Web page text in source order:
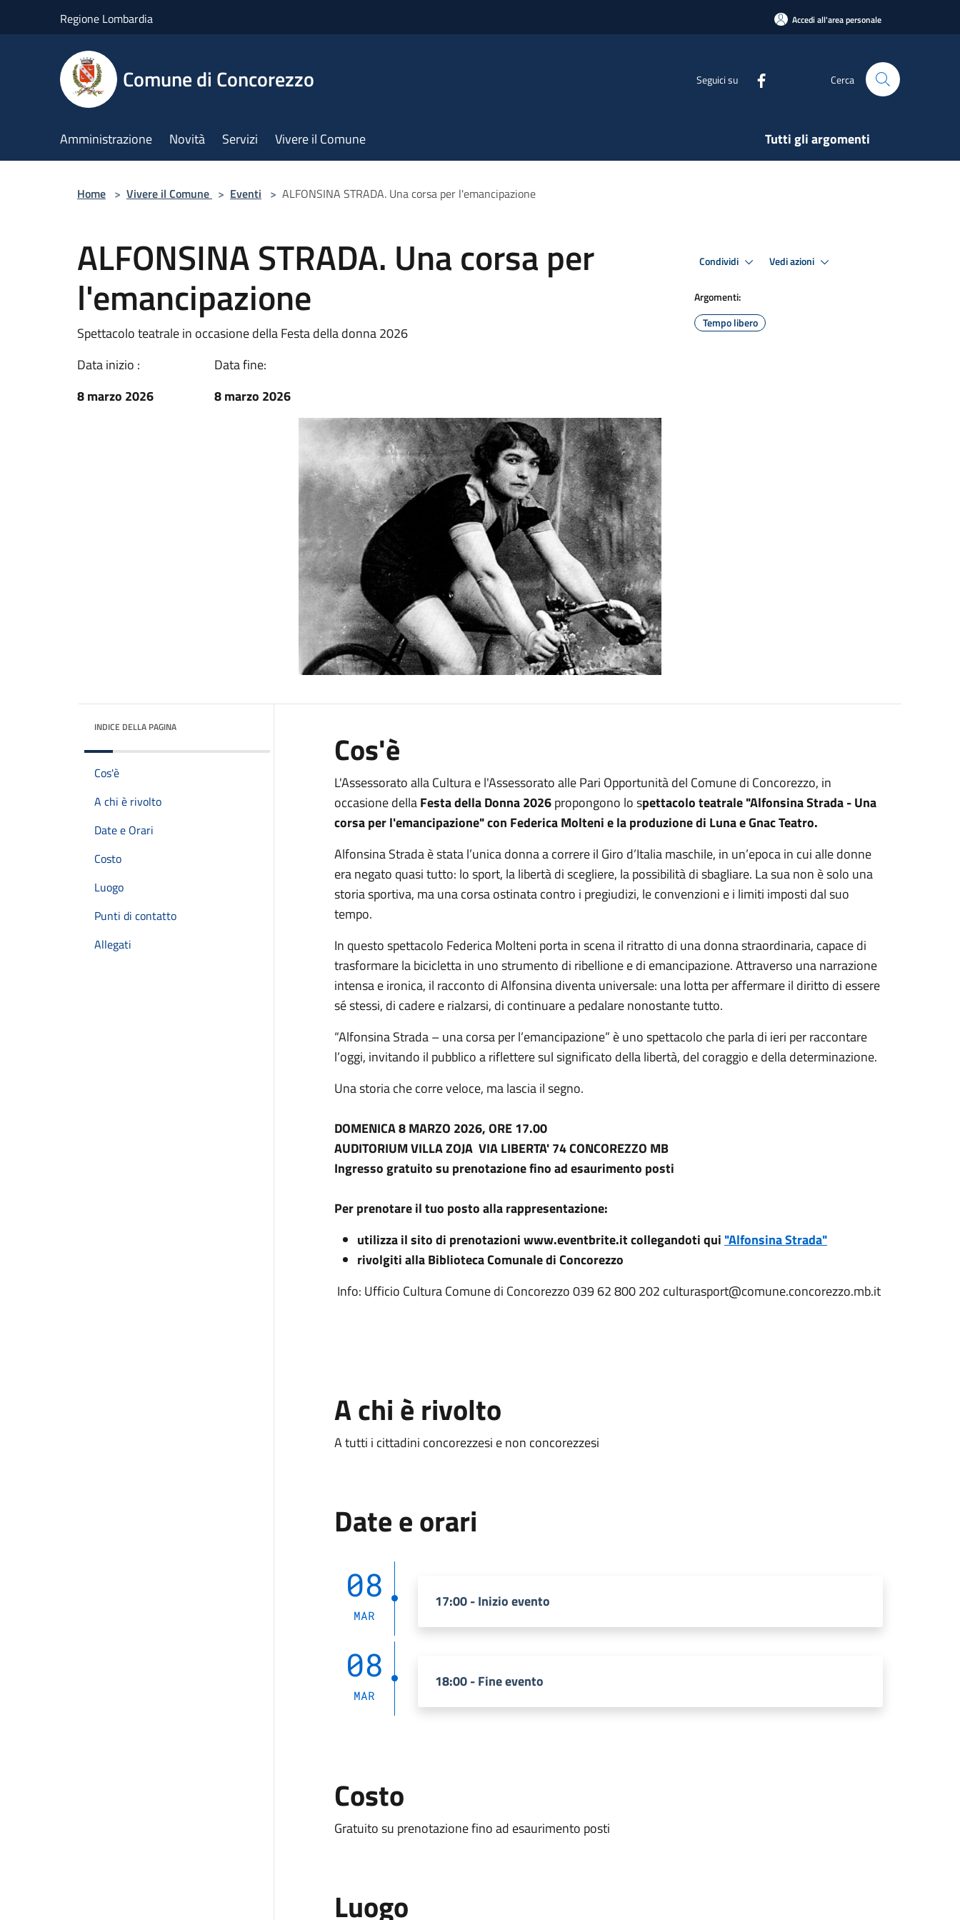
Regione Lombardia Accedi all'area personale
Comune di Concorezzo Seguici su Cerca
Amministrazione Novità Servizi Vivere il Comune Tutti gli argomenti
Home > Vivere il Comune > Eventi > ALFONSINA STRADA. Una corsa per l'emancipazione
ALFONSINA STRADA. Una corsa per
l'emancipazione
Spettacolo teatrale in occasione della Festa della donna 2026
Data inizio :
8 marzo 2026
Data fine:
8 marzo 2026
Condividi Vedi azioni
Argomenti:
Tempo libero
INDICE DELLA PAGINA
Cos'è
A chi è rivolto
Date e Orari
Costo
Luogo
Punti di contatto
Allegati
Cos'è
L'Assessorato alla Cultura e l'Assessorato alle Pari Opportunità del Comune di Concorezzo, in
occasione dellaFesta della Donna 2026propongono lo spettacolo teatrale "Alfonsina Strada - Una
corsa per l'emancipazione" con Federica Molteni e la produzione di Luna e Gnac Teatro.
Alfonsina Strada è stata l’unica donna a correre il Giro d’Italia maschile, in un’epoca in cui alle donne
era negato quasi tutto: lo sport, la libertà di scegliere, la possibilità di sbagliare. La sua non è solo una
storia sportiva, ma una corsa ostinata contro i pregiudizi, le convenzioni e i limiti imposti dal suo
tempo.
In questo spettacolo Federica Molteni porta in scena il ritratto di una donna straordinaria, capace di
trasformare la bicicletta in uno strumento di ribellione e di emancipazione. Attraverso una narrazione
intensa e ironica, il racconto di Alfonsina diventa universale: una lotta per affermare il diritto di essere
sé stessi, di cadere e rialzarsi, di continuare a pedalare nonostante tutto.
“Alfonsina Strada – una corsa per l’emancipazione” è uno spettacolo che parla di ieri per raccontare
l’oggi, invitando il pubblico a riflettere sul significato della libertà, del coraggio e della determinazione.
Una storia che corre veloce, ma lascia il segno.
DOMENICA 8 MARZO 2026, ORE 17.00
AUDITORIUM VILLA ZOJA VIA LIBERTA' 74 CONCOREZZO MB
Ingresso gratuito su prenotazione fino ad esaurimento posti
Per prenotare il tuo posto alla rappresentazione:
utilizza il sito di prenotazioni www.eventbrite.it collegandoti qui "Alfonsina Strada"
rivolgiti alla Biblioteca Comunale di Concorezzo
Info: Ufficio Cultura Comune di Concorezzo 039 62 800 202 culturasport@comune.concorezzo.mb.it
A chi è rivolto
A tutti i cittadini concorezzesi e non concorezzesi
Date e orari
08
MAR
17:00 - Inizio evento
08
MAR
18:00 - Fine evento
Costo
Gratuito su prenotazione fino ad esaurimento posti
Luogo